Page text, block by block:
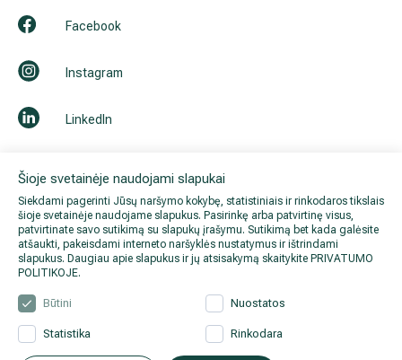
Šioje svetainėje naudojami slapukai
Siekdami pagerinti Jūsų naršymo kokybę, statistiniais ir rinkodaros tikslais
šioje svetainėje naudojame slapukus. Pasirinkę arba patvirtinę visus,
patvirtinate savo sutikimą su slapukų įrašymu. Sutikimą bet kada galėsite
atšaukti, pakeisdami interneto naršyklės nustatymus ir ištrindami
slapukus. Daugiau apie slapukus ir jų atsisakymą skaitykite PRIVATUMO
POLITIKOJE.
Būtini Nuostatos
Statistika Rinkodara
Facebook
Instagram
LinkedIn
© 2026 Hila. Visos teisės
saugomos.
Privatumo politika
apsauga.